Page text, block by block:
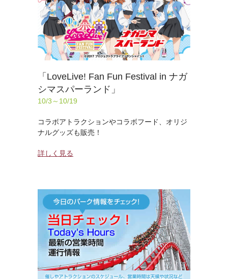
「LoveLive! Fan Fun Festival in ナガ
シマスパーランド」
10/3～10/19
コラボアトラクションやコラボフード、オリジ
ナルグッズも販売！
詳しく見る